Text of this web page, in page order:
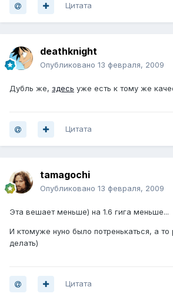
Цитата
deathknight
Опубликовано 13 февраля, 2009
Дубль же, здесь уже есть к тому же
Цитата
tamagochi
Опубликовано 13 февраля, 2009
Эта вешает меньше) на 1.6 гига меньше...
И ктомуже нуно было потренькаться, а
делать)
Цитата